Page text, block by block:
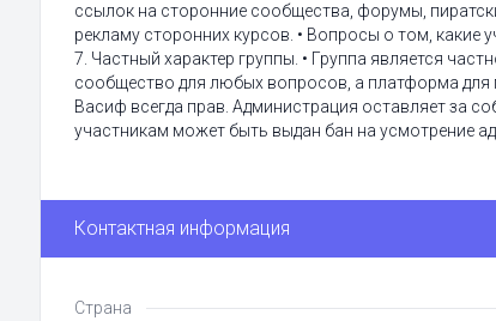
ссылок на сторонние сообщества, форумы,
рекламу сторонних курсов. • Вопросы о том, какие
7. Частный характер группы. • Группа является
сообщество для любых вопросов, а платформа
Васиф всегда прав. Администрация оставляет за
участникам может быть выдан бан на усмотрение
Контактная информация
Страна